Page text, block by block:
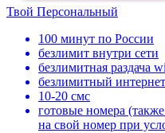
Твой Персональный
100 минут по России
безлимит внутри сети
безлимитная раздача
безлимитный интернет
10-20 смс
готовые номера
на свой номер при